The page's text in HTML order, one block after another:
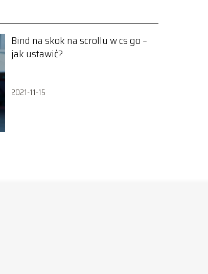
Bind na skok na scrollu w cs go –
jak ustawić?
2021-11-15